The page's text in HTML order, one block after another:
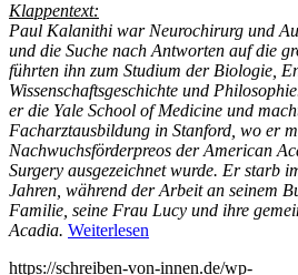
Klappentext:
Paul Kalanithi war Neurochirurg und
und die Suche nach Antworten auf die
führten ihn zum Studium der Biologie,
Wissenschaftsgeschichte und
er die Yale School of Medicine und
Facharztausbildung in Stanford, wo er
Nachwuchsförderpreos der American
Surgery ausgezeichnet wurde. Er starb
Jahren, während der Arbeit an seinem
Familie, seine Frau Lucy und ihre
Acadia. Weiterlesen
https://schreiben-von-innen.de/wp-